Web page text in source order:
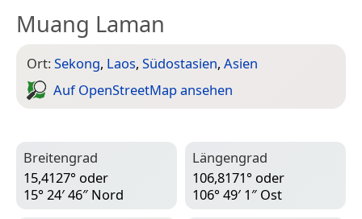
Muang Laman
Ort:Sekong, Laos, Südostasien, Asien
Auf Open­Street­Map ansehen
Breitengrad
15,4127° oder
15° 24′ 46″ Nord
Längengrad
106,8171° oder
106° 49′ 1″ Ost